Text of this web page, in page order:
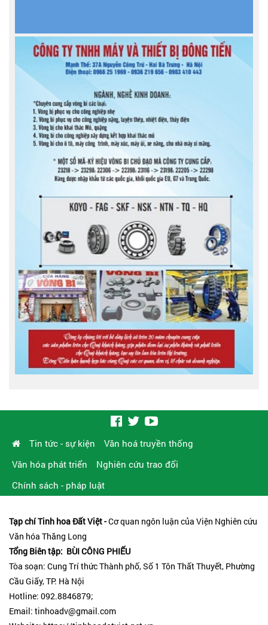
Tin tức - sự kiện
Văn hoá truyền thống
Văn hóa phát triển
Nghiên cứu trao đổi
Chính sách - pháp luật
Tạp chí Tinh hoa Đất Việt -Cơ quan ngôn luận của Viện Nghiên cứu
Văn hóa Thăng Long
Tổng Biên tập: BÙI CÔNG PHIẾU
Tòa soạn: Cung Trí thức Thành phố, Số 1 Tôn Thất Thuyết, Phường
Cầu Giấy, TP. Hà Nội
Hotline: 092.8846879;
Email: tinhoadv@gmail.com